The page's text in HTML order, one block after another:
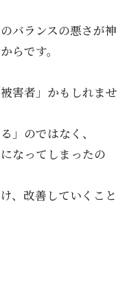
バランスの悪さが神
らです。
害者」かもしれませ
」のではなく、
なってしまったの
、改善していくこと